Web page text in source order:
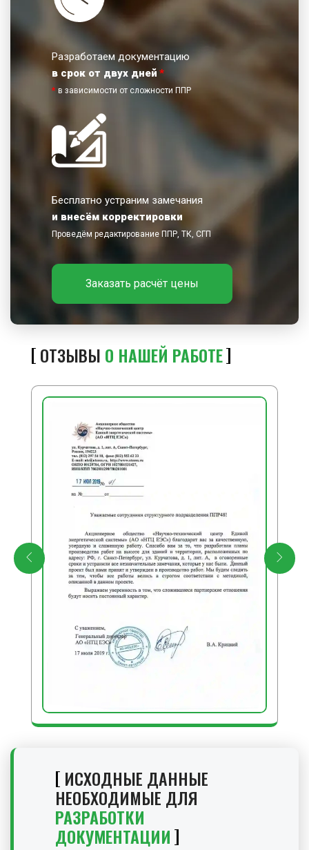
Разработаем документацию
в срок от двух дней *
* в зависимости от сложности ППР
Бесплатно устраним замечания
и внесём корректировки
Проведём редактирование ППР, ТК, СГП
Заказать расчёт цены
ОТЗЫВЫ О НАШЕЙ РАБОТЕ
ИСХОДНЫЕ ДАННЫЕ
НЕОБХОДИМЫЕ ДЛЯ
РАЗРАБОТКИ
ДОКУМЕНТАЦИИ